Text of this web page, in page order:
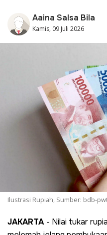
Aaina Salsa Bila
Kamis, 09 Juli 2026
Ilustrasi Rupiah, Sumber: bdb-
JAKARTA - Nilai tukar